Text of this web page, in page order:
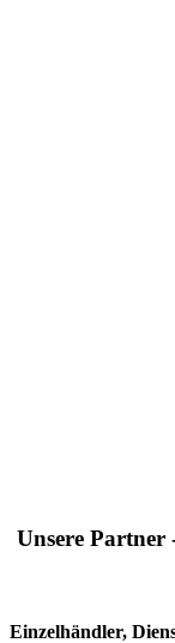
Unsere Partner
Einzelhändler,